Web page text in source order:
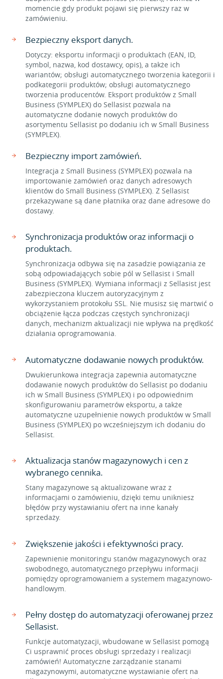
momencie gdy produkt pojawi się pierwszy raz w
zamówieniu.
Bezpieczny eksport danych.
Dotyczy: eksportu informacji o produktach (EAN, ID,
symbol, nazwa, kod dostawcy, opis), a także ich
wariantów; obsługi automatycznego tworzenia kategorii i
podkategorii produktów; obsługi automatycznego
tworzenia producentów. Eksport produktów z Small
Business (SYMPLEX) do Sellasist pozwala na
automatyczne dodanie nowych produktów do
asortymentu Sellasist po dodaniu ich w Small Business
(SYMPLEX).
Bezpieczny import zamówień.
Integracja z Small Business (SYMPLEX) pozwala na
importowanie zamówień oraz danych adresowych
klientów do Small Business (SYMPLEX). Z Sellasist
przekazywane są dane płatnika oraz dane adresowe do
dostawy.
Synchronizacja produktów oraz informacji o
produktach.
Synchronizacja odbywa się na zasadzie powiązania ze
sobą odpowiadających sobie pól w Sellasist i Small
Business (SYMPLEX). Wymiana informacji z Sellasist jest
zabezpieczona kluczem autoryzacyjnym z
wykorzystaniem protokołu SSL. Nie musisz się martwić o
obciążenie łącza podczas częstych synchronizacji
danych, mechanizm aktualizacji nie wpływa na prędkość
działania oprogramowania.
Automatyczne dodawanie nowych produktów.
Dwukierunkowa integracja zapewnia automatyczne
dodawanie nowych produktów do Sellasist po dodaniu
ich w Small Business (SYMPLEX) i po odpowiednim
skonfigurowaniu parametrów eksportu, a także
automatyczne uzupełnienie nowych produktów w Small
Business (SYMPLEX) po wcześniejszym ich dodaniu do
Sellasist.
Aktualizacja stanów magazynowych i cen z
wybranego cennika.
Stany magazynowe są aktualizowane wraz z
informacjami o zamówieniu, dzięki temu unikniesz
błędów przy wystawianiu ofert na inne kanały
sprzedaży.
Zwiększenie jakości i efektywności pracy.
Zapewnienie monitoringu stanów magazynowych oraz
swobodnego, automatycznego przepływu informacji
pomiędzy oprogramowaniem a systemem magazynowo-
handlowym.
Pełny dostęp do automatyzacji oferowanej przez
Sellasist.
Funkcje automatyzacji, wbudowane w Sellasist pomogą
Ci usprawnić proces obsługi sprzedaży i realizacji
zamówień! Automatyczne zarządzanie stanami
magazynowymi, automatyczne wystawianie ofert na